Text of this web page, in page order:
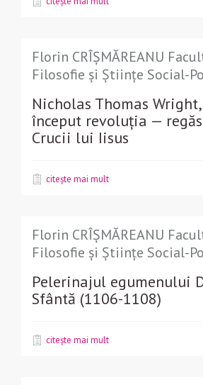
Florin CRÎȘMĂREANU
Filosofie și Științe Social-
Nicholas Thomas
început revoluția —
Crucii lui Iisus
citește mai mult
Florin CRÎȘMĂREANU
Filosofie și Științe Social-
Pelerinajul egumenului
Sfântă (1106-1108)
citește mai mult